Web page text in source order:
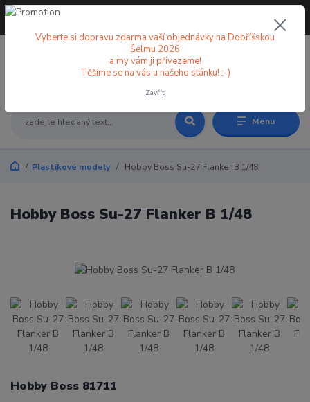
Menu
+420 773 998 582
Plastikové modely Hobby Boss Su-27 Flanker B 1/48
Hobby Boss Su-27 Flanker B 1/48
Hobby Boss 81711
Vyberte si dopravu zdarma vaší objednávky na Dobříšskou
Šelmu 2026
a my vám ji přivezeme!
Těšíme se na vás u našeho stánku! :-)
Zavřít